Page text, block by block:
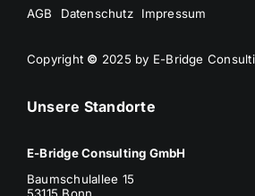
AGB Datenschutz Impressum
Copyright © 2025 by E-Bridge
Unsere Standorte
E-Bridge Consulting GmbH
Baumschulallee 15